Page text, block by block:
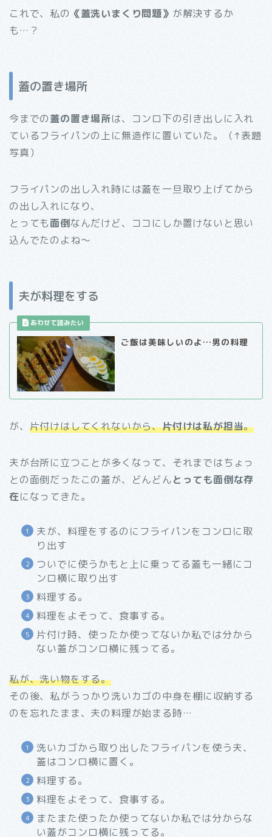
これで、私の 《蓋洗いまくり問題》 が解決するか
も…？
蓋の置き場所
今までの蓋の置き場所は、コンロ下の引き出しに入れ
ているフライパンの上に無造作に置いていた。（↑表題
写真）
フライパンの出し入れ時には蓋を一旦取り上げてから
の出し入れになり、
とっても面倒なんだけど、ココにしか置けないと思い
込んでたのよね～
夫が料理をする
ご飯は美味しいのよ…男の料理
が、 片付けはしてくれないから、片付けは私が担当。
夫が台所に立つことが多くなって、それまではちょっ
との面倒だったこの蓋が、どんどんとっても面倒な存
在になってきた。
夫が、料理をするのにフライパンをコンロに取
り出す
ついでに使うかもと上に乗ってる蓋も一緒にコ
ンロ横に取り出す
料理する。
料理をよそって、食事する。
片付け時、使ったか使ってないか私では分から
ない蓋がコンロ横に残ってる。
私が、洗い物をする。
その後、私がうっかり洗いカゴの中身を棚に収納する
のを忘れたまま、夫の料理が始まる時…
洗いカゴから取り出したフライパンを使う夫、
蓋はコンロ横に置く。
料理する。
料理をよそって、食事する。
またまた使ったか使ってないか私では分からな
い蓋がコンロ横に残ってる。